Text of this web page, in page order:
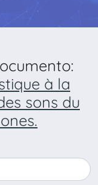
à la
sons du